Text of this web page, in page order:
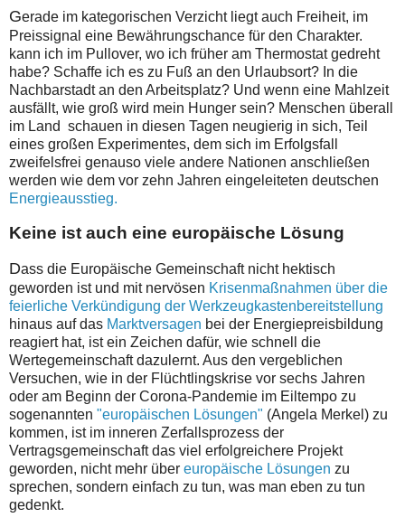
Gerade im kategorischen Verzicht liegt auch Freiheit, im
Preissignal eine Bewährungschance für den Charakter.
kann ich im Pullover, wo ich früher am Thermostat gedreht
habe? Schaffe ich es zu Fuß an den Urlaubsort? In die
Nachbarstadt an den Arbeitsplatz? Und wenn eine Mahlzeit
ausfällt, wie groß wird mein Hunger sein? Menschen überall
im Land schauen in diesen Tagen neugierig in sich, Teil
eines großen Experimentes, dem sich im Erfolgsfall
zweifelsfrei genauso viele andere Nationen anschließen
werden wie dem vor zehn Jahren eingeleiteten deutschen
Energieausstieg.
Keine ist auch eine europäische Lösung
Dass die Europäische Gemeinschaft nicht hektisch
geworden ist und mit nervösen Krisenmaßnahmen über die
feierliche Verkündigung der Werkzeugkastenbereitstellung
hinaus auf das Marktversagen bei der Energiepreisbildung
reagiert hat, ist ein Zeichen dafür, wie schnell die
Wertegemeinschaft dazulernt. Aus den vergeblichen
Versuchen, wie in der Flüchtlingskrise vor sechs Jahren
oder am Beginn der Corona-Pandemie im Eiltempo zu
sogenannten "europäischen Lösungen" (Angela Merkel) zu
kommen, ist im inneren Zerfallsprozess der
Vertragsgemeinschaft das viel erfolgreichere Projekt
geworden, nicht mehr über europäische Lösungen zu
sprechen, sondern einfach zu tun, was man eben zu tun
gedenkt.